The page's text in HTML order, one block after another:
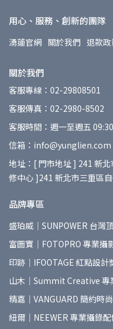
用心、服務、創新的團隊
湧蓮官網 關於我們 退款
關於我們
客服專線：02-29808501
客服傳真：02-2980-8502
客服時間：週一至週五
信箱：info@yunglien.com
地址：[ 門市地址 ] 241 新
修中心 ]241 新北市三重區
品牌專區
盛珀威｜SUNPOWER 台灣
富圖寶｜FOTOPRO 專業攝
印跡｜IFOOTAGE 紅點設計
山木｜Summit Creative 專
精嘉｜VANGUARD 簡約時
紐爾｜NEEWER 專業攝錄配